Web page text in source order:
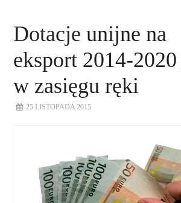
Dotacje unijne na
eksport 2014-
w zasięgu ręki
25 LISTOPADA 2015